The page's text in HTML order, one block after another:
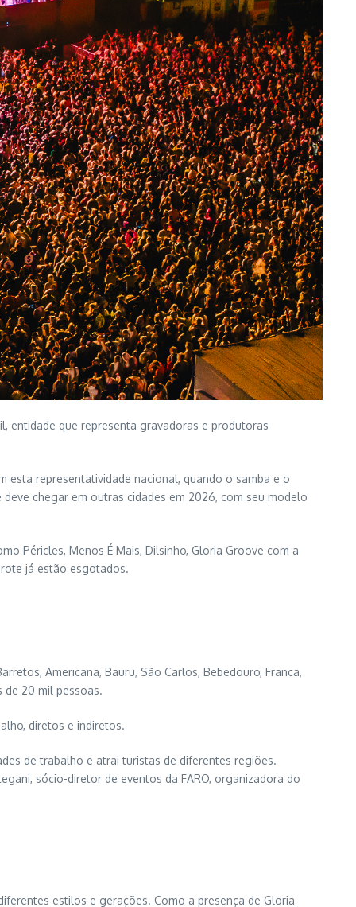
entidade que representa gravadoras e produtoras
representatividade nacional, quando o samba e o
chegar em outras cidades em 2026, com seu modelo
Péricles, Menos É Mais, Dilsinho, Gloria Groove com a
já estão esgotados.
Americana, Bauru, São Carlos, Bebedouro, Franca,
de 20 mil pessoas.
diretos e indiretos.
de trabalho e atrai turistas de diferentes regiões.
sócio-diretor de eventos da FARO, organizadora do
estilos e gerações. Como a presença de Gloria